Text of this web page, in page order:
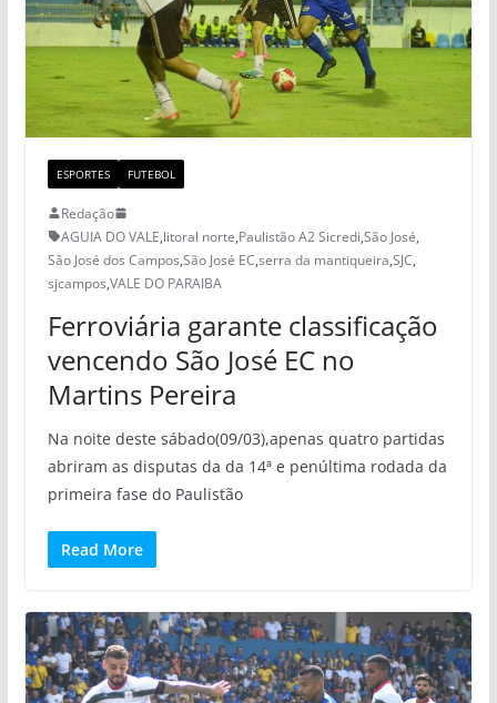
ESPORTES FUTEBOL
Redação
AGUIA DO VALE,litoral norte,Paulistão A2 Sicredi,São José,
São José dos Campos,São José EC,serra da mantiqueira,SJC,
sjcampos,VALE DO PARAIBA
Ferroviária garante classificação
vencendo São José EC no
Martins Pereira
Na noite deste sábado(09/03),apenas quatro partidas
abriram as disputas da da 14ª e penúltima rodada da
primeira fase do Paulistão
Read More